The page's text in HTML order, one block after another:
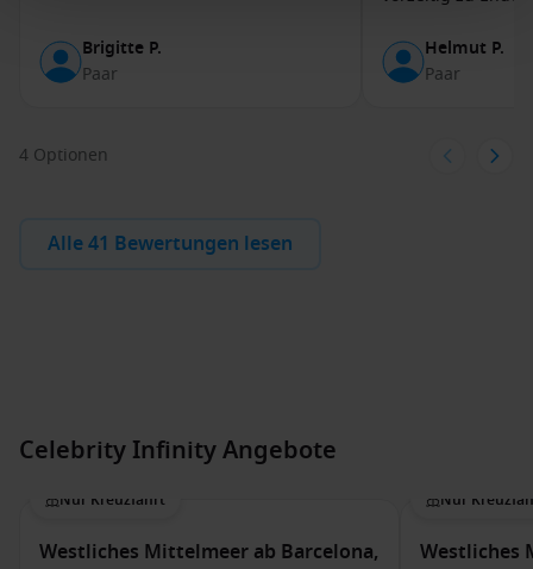
Brigitte P.
Paar
Helmut P.
Paar
4 Optionen
Alle 41 Bewertungen lesen
Celebrity Infinity Angebote
Nur Kreuzfahrt
Westliches Mittelmeer ab Barcelona,
Nur
Westliches